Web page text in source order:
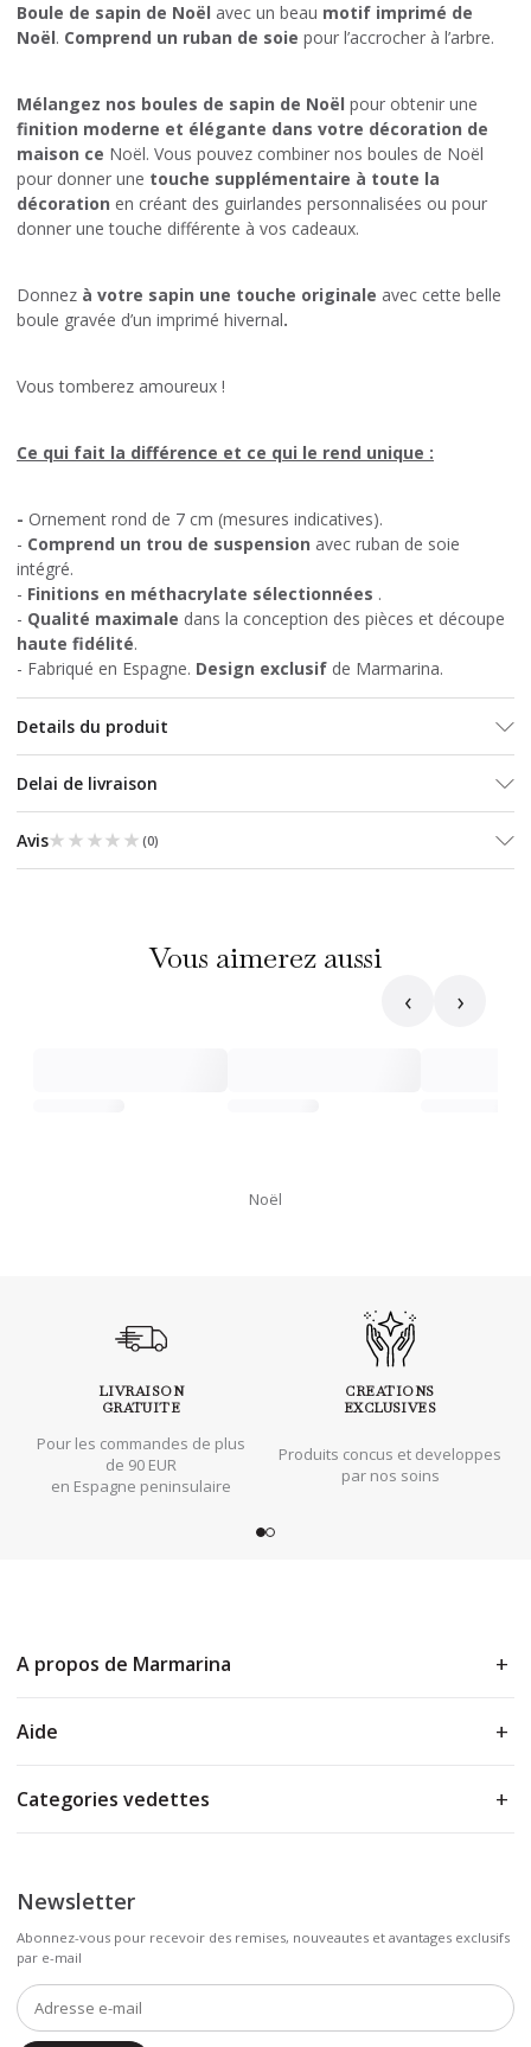
Boule de sapin de Noël avec un beau motif imprimé de
Noël. Comprend un ruban de soie pour l’accrocher à l’arbre.
Mélangez nos boules de sapin de Noël pour obtenir une
finition moderne et élégante dans votre décoration de
maison ce Noël. Vous pouvez combiner nos boules de Noël
pour donner une touche supplémentaire à toute la
décoration en créant des guirlandes personnalisées ou pour
donner une touche différente à vos cadeaux.
Donnez à votre sapin une touche originale avec cette belle
boule gravée d’un imprimé hivernal.
Vous tomberez amoureux !
Ce qui fait la différence et ce qui le rend unique :
- Ornement rond de 7 cm (mesures indicatives).
- Comprend un trou de suspension avec ruban de soie
intégré.
- Finitions en méthacrylate sélectionnées .
- Qualité maximale dans la conception des pièces et découpe
haute fidélité.
- Fabriqué en Espagne. Design exclusif de Marmarina.
Details du produit
Delai de livraison
Avis★★★★★
★★★★★ (0)
Vous aimerez aussi
‹ ›
Noël
LIVRAISON
GRATUITE
Pour les commandes de plus
de 90 EUR
en Espagne peninsulaire
CREATIONS
EXCLUSIVES
Produits concus et developpes
par nos soins
A propos de Marmarina
Aide
Categories vedettes
Newsletter
Abonnez-vous pour recevoir des remises, nouveautes et avantages exclusifs
par e-mail